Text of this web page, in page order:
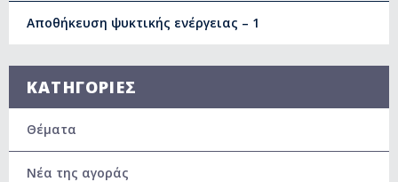
Αποθήκευση ψυκτικής ενέργειας – 1
ΚΑΤΗΓΟΡΙΕΣ
Θέματα
Νέα της αγοράς